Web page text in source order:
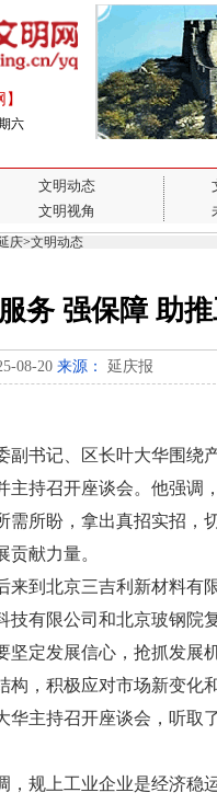
六
文明动态
文明视角
庆>文明动态
务 强保障 助
08-20 来源： 延庆报
书记、区长叶大华围绕产
主持召开座谈会。他强调
需所盼，拿出真招实招，
贡献力量。
到北京三吉利新材料有限
技有限公司和北京玻钢院
坚定发展信心，抢抓发展
构，积极应对市场新变化
华主持召开座谈会，听取
规上工业企业是经济稳